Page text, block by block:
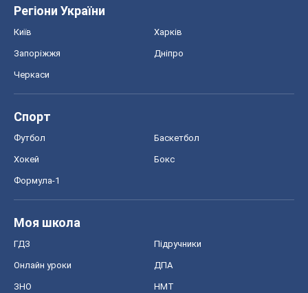
Регіони України
Київ Харків
Запоріжжя Дніпро
Черкаси
Спорт
Футбол Баскетбол
Хокей Бокс
Формула-1
Моя школа
ГДЗ Підручники
Онлайн уроки ДПА
ЗНО НМТ